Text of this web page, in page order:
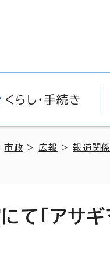
くらし・手続き
市政 > 広報 >報道関
て「アサギ